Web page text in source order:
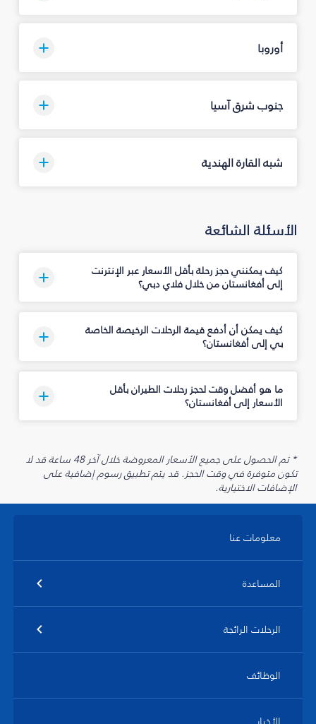
أوروبا
جنوب شرق آسيا
شبه القارة الهندية
الأسئلة الشائعة
كيف يمكنني حجز رحلة بأقل الأسعار عبر الإنترنت
إلى أفغانستان من خلال فلاي دبي؟
كيف يمكن أن أدفع قيمة الرحلات الرخيصة الخاصة
بي إلى أفغانستان؟
ما هو أفضل وقت لحجز رحلات الطيران بأقل
الأسعار إلى أفغانستان؟
* تم الحصول على جميع الأسعار المعروضة خلال آخر 48 ساعة قد لا
تكون متوفرة في وقت الحجز. قد يتم تطبيق رسوم إضافية على
الإضافات الاختيارية.
معلومات عنا
المساعدة
الرحلات الرائجة
الوظائف